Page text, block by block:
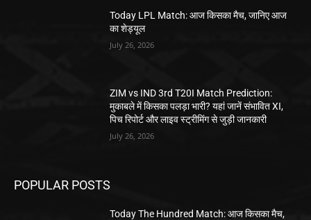
Today LPL Match: आज किसका मैच, जानिए आज
का शेड्यूल
July 26, 2026
ZIM vs IND 3rd T20I Match Prediction:
मुकाबले में किसका पलड़ा भारी? यहां जानें संभावित XI,
पिच रिपोर्ट और लाइव स्ट्रीमिंग से जुड़ी जानकारी
July 26, 2026
POPULAR POSTS
Today The Hundred Match: आज किसका मैच,